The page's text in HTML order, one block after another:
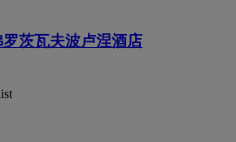
茨瓦夫波卢涅酒店